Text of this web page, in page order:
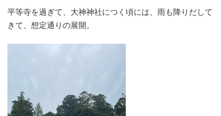
平等寺を過ぎて、大神神社につく頃には、雨も降りだして
きて、想定通りの展開。